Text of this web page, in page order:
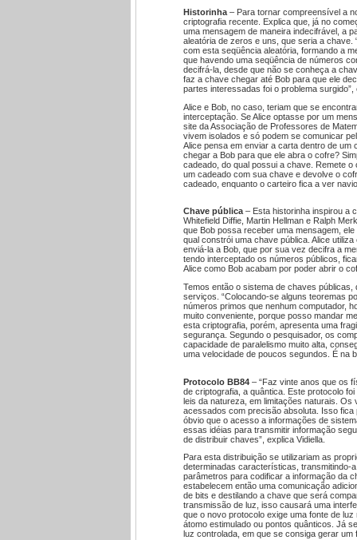
Historinha– Para tornar compreensível a
criptografia recente. Explica que, já no
uma mensagem de maneira indecifrável, a
aleatória de zeros e uns, que seria a
com esta seqüência aleatória, formando a
que havendo uma seqüência de números
decifrá-la, desde que não se conheça a
faz a chave chegar até Bob para que ele
partes interessadas foi o problema surgido”,
Alice e Bob, no caso, teriam que se
interceptação. Se Alice optasse por um
site da Associação de Professores de
vivem isolados e só podem se comunicar
Alice pensa em enviar a carta dentro de
chegar a Bob para que ele abra o cofre?
cadeado, do qual possui a chave. Remete
um cadeado com sua chave e devolve o
cadeado, enquanto o carteiro fica a ver
Chave pública– Esta historinha inspirou a
Whitefield Diffie, Martin Hellman e Ralph
que Bob possa receber uma mensagem,
qual constrói uma chave pública. Alice
enviá-la a Bob, que por sua vez decifra a
tendo interceptado os números públicos,
Alice como Bob acabam por poder abrir o
Temos então o sistema de chaves
serviços. “Colocando-se alguns teoremas
números primos que nenhum computador,
muito conveniente, porque posso mandar
esta criptografia, porém, apresenta uma
segurança. Segundo o pesquisador, os
capacidade de paralelismo muito alta,
uma velocidade de poucos segundos. É na
Protocolo BB84– “Faz vinte anos que os
de criptografia, a quântica. Este protocolo
leis da natureza, em limitações naturais.
acessados com precisão absoluta. Isso
óbvio que o acesso a informações de
essas idéias para transmitir informação
de distribuir chaves”, explica Vidiella.
Para esta distribuição se utilizariam as
determinadas características, transmitindo-
parâmetros para codificar a informação da
estabelecem então uma comunicação
de bits e destilando a chave que será
transmissão de luz, isso causará uma
que o novo protocolo exige uma fonte de
átomo estimulado ou pontos quânticos. Já
luz controlada, em que se consiga gerar